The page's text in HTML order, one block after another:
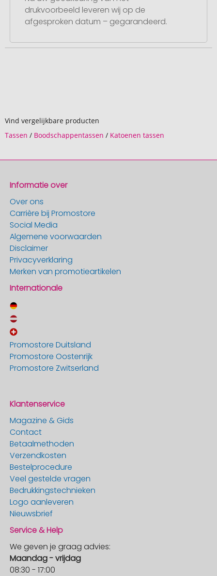
drukvoorbeeld leveren wij op de
afgesproken datum – gegarandeerd.
Vind vergelijkbare producten
Tassen / Boodschappentassen / Katoenen tassen
Informatie over
Over ons
Carrière bij Promostore
Social Media
Algemene voorwaarden
Disclaimer
Privacyverklaring
Merken van promotieartikelen
Internationale
Promostore Duitsland
Promostore Oostenrijk
Promostore Zwitserland
Klantenservice
Magazine & Gids
Contact
Betaalmethoden
Verzendkosten
Bestelprocedure
Veel gestelde vragen
Bedrukkingstechnieken
Logo aanleveren
Nieuwsbrief
Service & Help
We geven je graag advies:
Maandag - vrijdag
08:30 - 17:00